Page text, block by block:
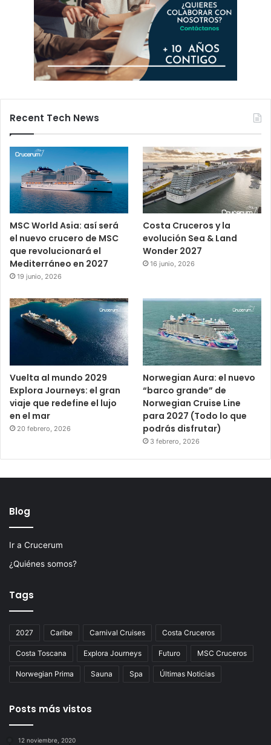
Recent Tech News
MSC World Asia: así será
el nuevo crucero de MSC
que revolucionará el
Mediterráneo en 2027
19 junio, 2026
Costa Cruceros y la
evolución Sea & Land
Wonder 2027
16 junio, 2026
Vuelta al mundo 2029
Explora Journeys: el gran
viaje que redefine el lujo
en el mar
20 febrero, 2026
Norwegian Aura: el nuevo
“barco grande” de
Norwegian Cruise Line
para 2027 (Todo lo que
podrás disfrutar)
3 febrero, 2026
Blog
Ir a Crucerum
¿Quiénes somos?
Tags
2027 Caribe Carnival Cruises Costa Cruceros
Costa Toscana Explora Journeys Futuro MSC Cruceros
Norwegian Prima Sauna Spa Últimas Noticias
Posts más vistos
12 noviembre, 2020